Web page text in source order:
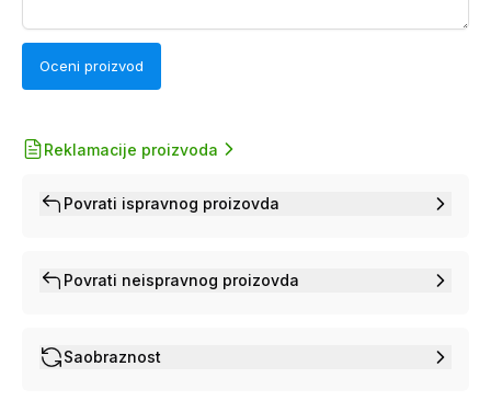
Oceni proizvod
Reklamacije proizvoda
Povrati ispravnog proizovda
Povrati neispravnog proizovda
Saobraznost